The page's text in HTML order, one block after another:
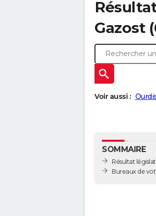
Gazost
Voir aussi :
SOMMAIRE
Résultat